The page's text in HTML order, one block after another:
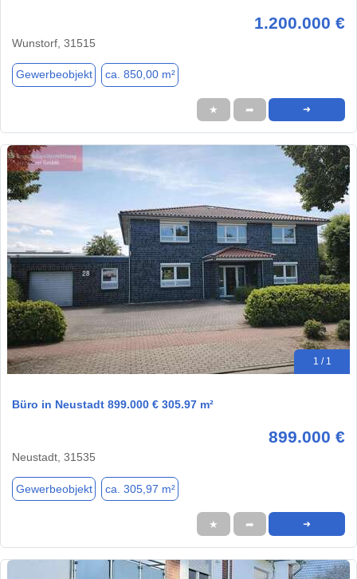
1.200.000 €
Wunstorf, 31515
Gewerbeobjekt ca. 850,00 m²
★ ➦ ➜
1 / 1
Büro in Neustadt 899.000 € 305.97 m²
899.000 €
Neustadt, 31535
Gewerbeobjekt ca. 305,97 m²
★ ➦ ➜